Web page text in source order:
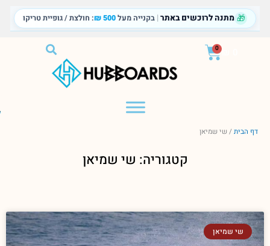
לתוכן
🎁 מתנה לרוכשים באתר | בקנייה מעל500 ₪ : חולצת / גופיית טריקו
₪
0
עגלת
קניות
דף הבית /שי שמיאן
קטגוריה: שי שמיאן
שי שמיאן